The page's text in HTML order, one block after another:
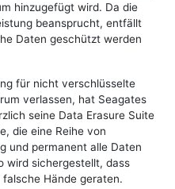
hinzugefügt wird. Da die
beansprucht, entfällt
Daten geschützt werden
für nicht verschlüsselte
verlassen, hat Seagates
seine Data Erasure Suite
die eine Reihe von
und permanent alle Daten
wird sichergestellt, dass
Hände geraten.